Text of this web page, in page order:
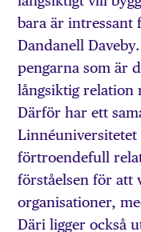
bara är intressant
Dandanell
pengarna som är
långsiktig relation
Därför har ett
förtroendefull
förståelsen för att
organisationer,
Däri ligger också